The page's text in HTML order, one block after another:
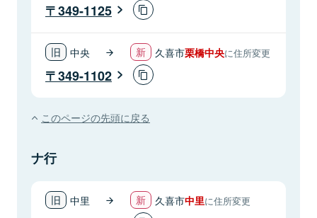
349-1125
中央 久喜市栗橋中央に住所変更
349-1102
このページの先頭に戻る
ナ行
中里 久喜市中里に住所変更